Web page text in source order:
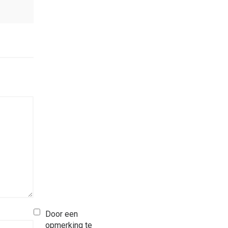
Door een
opmerking te